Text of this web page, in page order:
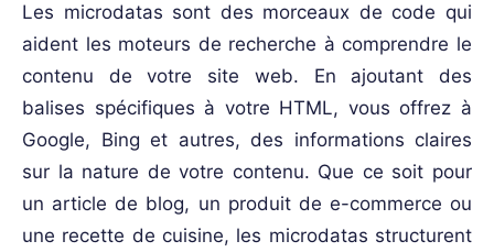
Les microdatas sont des morceaux de code qui
aident les moteurs de recherche à comprendre le
contenu de votre site web. En ajoutant des
balises spécifiques à votre HTML, vous offrez à
Google, Bing et autres, des informations claires
sur la nature de votre contenu. Que ce soit pour
un article de blog, un produit de e-commerce ou
une recette de cuisine, les microdatas structurent